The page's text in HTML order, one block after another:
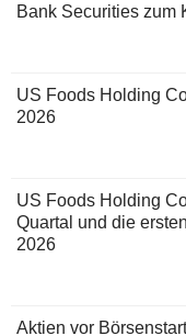
Bank Securities zum
US Foods Holding
2026
US Foods Holding
Quartal und die
2026
Aktien vor